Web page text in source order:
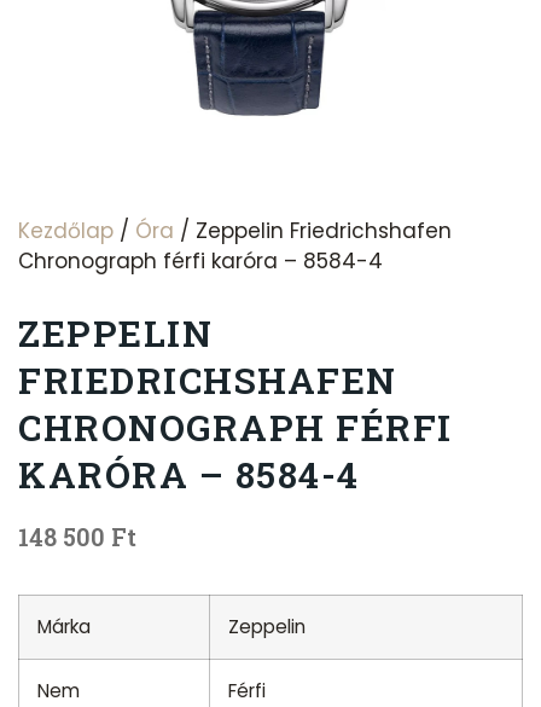
Kezdőlap / Óra / Zeppelin Friedrichshafen
Chronograph férfi karóra – 8584-4
ZEPPELIN
FRIEDRICHSHAFEN
CHRONOGRAPH FÉRFI
KARÓRA – 8584-4
148 500 Ft
Márka Zeppelin
Nem Férfi